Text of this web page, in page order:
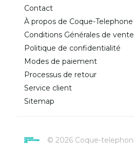
Contact
À propos de Coque-Telephone
Conditions Générales de vente
Politique de confidentialité
Modes de paiement
Processus de retour
Service client
Sitemap
© 2026 Coque-